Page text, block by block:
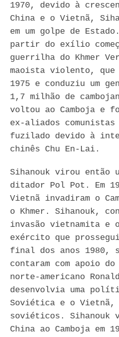
1970, devido à
China e o Vietnã,
em um golpe de
partir do exílio
guerrilha do Khmer
maoista violento, que
1975 e conduziu um
1,7 milhão de
voltou ao Camboja e
ex-aliados
fuzilado devido à
chinês Chu En-Lai.
Sihanouk virou então
ditador Pol Pot. Em
Vietnã invadiram o
o Khmer. Sihanouk,
invasão vietnamita e
exército que
final dos anos 1980,
contaram com apoio
norte-americano
desenvolvia uma
Soviética e o Vietnã,
soviéticos. Sihanouk
China ao Camboja em